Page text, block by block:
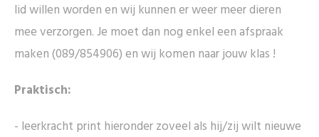
lid willen worden en wij kunnen er weer meer dieren
mee verzorgen. Je moet dan nog enkel een afspraak
maken (089/854906) en wij komen naar jouw klas !
Praktisch:
- leerkracht print hieronder zoveel als hij/zij wilt nieuwe